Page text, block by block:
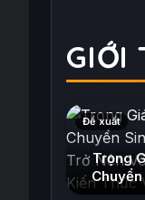
GIỚI
Đề xuất
Trọng
Đày Trở